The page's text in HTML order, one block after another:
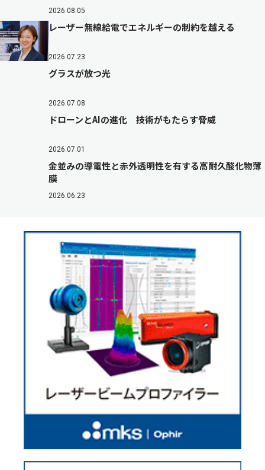
2026.08.05
レーザー無線給電でエネルギーの制約を越える
2026.07.23
グラスが放つ光
2026.07.08
ドローンとAIの進化 技術がもたらす脅威
2026.07.01
金並みの導電性と赤外透明性を有する高耐久酸化物薄
膜
2026.06.23